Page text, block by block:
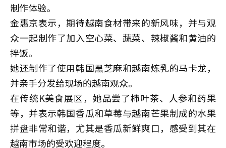
制作体验。
金惠京表示，期待越南食材带来的新风味，并与观
众一起制作了加入空心菜、蔬菜、辣椒酱和黄油的
拌饭。
她还制作了使用韩国黑芝麻和越南炼乳的马卡龙，
并亲手分发给现场的越南观众。
在传统K美食展区，她品尝了柿叶茶、人参和药果
等，并表示韩国香瓜和草莓与越南芒果制成的水果
拼盘非常和谐，尤其是香瓜新鲜爽口，感受到其在
越南市场的受欢迎程度。